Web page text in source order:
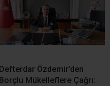
Defterdar Özdemir’den
Borçlu Mükelleflere Çağrı: